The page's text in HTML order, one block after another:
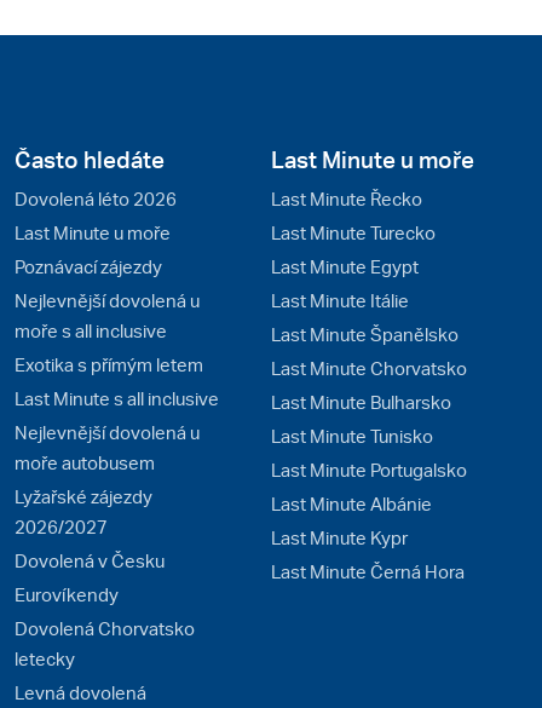
Často hledáte
Dovolená léto 2026
Last Minute u moře
Poznávací zájezdy
Nejlevnější dovolená u
moře s all inclusive
Exotika s přímým letem
Last Minute s all inclusive
Nejlevnější dovolená u
moře autobusem
Lyžařské zájezdy
2026/2027
Dovolená v Česku
Eurovíkendy
Dovolená Chorvatsko
letecky
Levná dovolená
Last Minute u moře
Last Minute Řecko
Last Minute Turecko
Last Minute Egypt
Last Minute Itálie
Last Minute Španělsko
Last Minute Chorvatsko
Last Minute Bulharsko
Last Minute Tunisko
Last Minute Portugalsko
Last Minute Albánie
Last Minute Kypr
Last Minute Černá Hora